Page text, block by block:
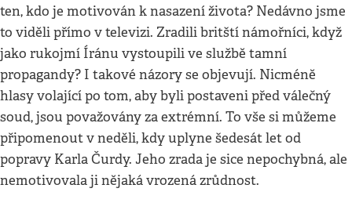
ten, kdo je motivován k nasazení života? Nedávno jsme
to viděli přímo v televizi. Zradili britští námořníci, když
jako rukojmí Íránu vystoupili ve službě tamní
propagandy? I takové názory se objevují. Nicméně
hlasy volající po tom, aby byli postaveni před válečný
soud, jsou považovány za extrémní. To vše si můžeme
připomenout v neděli, kdy uplyne šedesát let od
popravy Karla Čurdy. Jeho zrada je sice nepochybná, ale
nemotivovala ji nějaká vrozená zrůdnost.